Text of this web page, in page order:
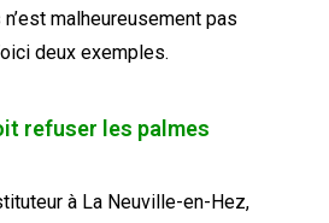
malheureusement pas
deux exemples.
refuser les palmes
à La Neuville-en-Hez,